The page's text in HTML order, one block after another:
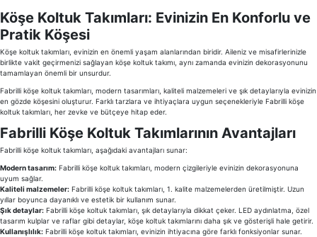
Tamamlayıcı
Ürünler
Afilli
Yaz
İndirimleri
Outlet
Afilli
0549
Köşe Koltuk Takımları: Evinizin En Konforlu ve
Pratik Köşesi
Köşe koltuk takımları, evinizin en önemli yaşam alanlarından biridir. Aileniz ve misafirlerinizle
birlikte vakit geçirmenizi sağlayan köşe koltuk takımı, aynı zamanda evinizin dekorasyonunu
tamamlayan önemli bir unsurdur.
Fabrilli köşe koltuk takımları, modern tasarımları, kaliteli malzemeleri ve şık detaylarıyla evinizin
en gözde köşesini oluşturur. Farklı tarzlara ve ihtiyaçlara uygun seçenekleriyle Fabrilli köşe
koltuk takımları, her zevke ve bütçeye hitap eder.
Fabrilli Köşe Koltuk Takımlarının Avantajları
Fabrilli köşe koltuk takımları, aşağıdaki avantajları sunar:
Modern tasarım: Fabrilli köşe koltuk takımları, modern çizgileriyle evinizin dekorasyonuna
uyum sağlar.
Kaliteli malzemeler: Fabrilli köşe koltuk takımları, 1. kalite malzemelerden üretilmiştir. Uzun
yıllar boyunca dayanıklı ve estetik bir kullanım sunar.
Şık detaylar: Fabrilli köşe koltuk takımları, şık detaylarıyla dikkat çeker. LED aydınlatma, özel
tasarım kulplar ve raflar gibi detaylar, köşe koltuk takımlarını daha şık ve gösterişli hale getirir.
Kullanışlılık: Fabrilli köşe koltuk takımları, evinizin ihtiyacına göre farklı fonksiyonlar sunar.